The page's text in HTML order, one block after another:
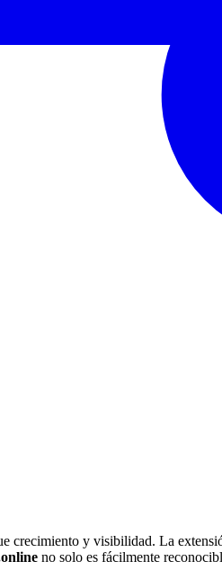
crecimiento y visibilidad. La
no solo es fácilmente